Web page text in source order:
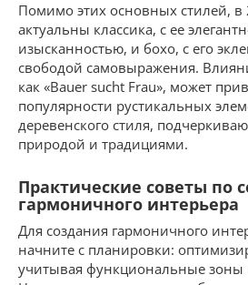
Помимо этих основных стилей, в
актуальны классика, с ее
изысканностью, и бохо, с его
свободой самовыражения.
как «Bauer sucht Frau», может
популярности рустикальных
деревенского стиля,
природой и традициями.
Практические советы по
гармоничного интерьера
Для создания гармоничного
начните с планировки:
учитывая функциональные зоны